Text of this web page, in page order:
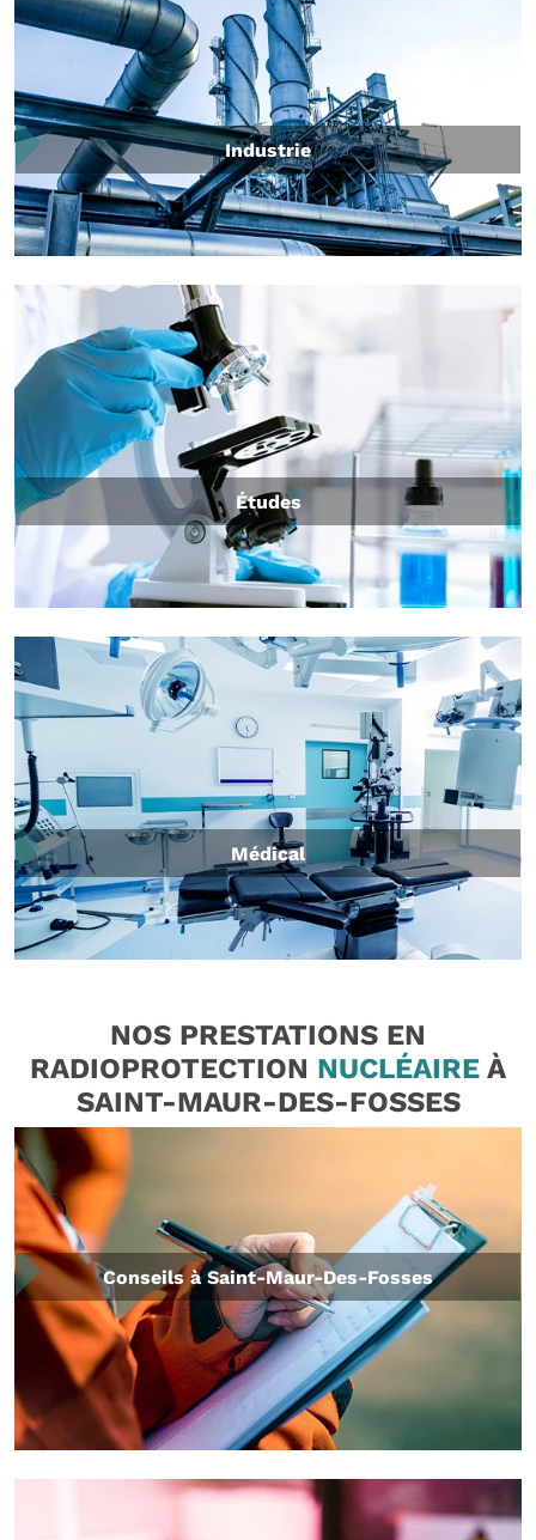
Industrie
Études
Médical
NOS PRESTATIONS EN
RADIOPROTECTION NUCLÉAIREÀ
SAINT-MAUR-DES-FOSSES
Conseils à Saint-Maur-Des-Fosses